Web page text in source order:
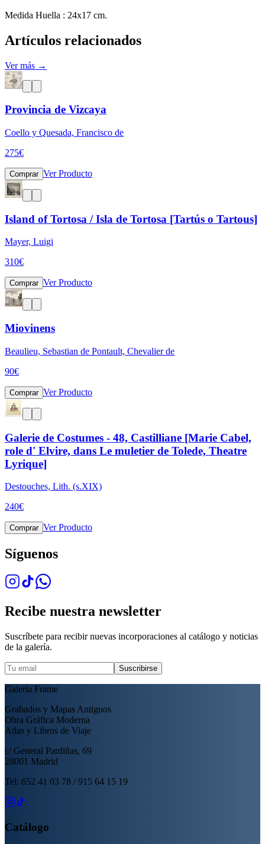
Medida Huella : 24x17 cm.
Artículos relacionados
Ver más →
Provincia de Vizcaya
Coello y Quesada, Francisco de
275€
Comprar Ver Producto
Island of Tortosa / Isla de Tortosa [Tartús o Tartous]
Mayer, Luigi
310€
Comprar Ver Producto
Miovinens
Beaulieu, Sebastian de Pontault, Chevalier de
90€
Comprar Ver Producto
Galerie de Costumes - 48, Castilliane [Marie Cabel,
role d' Elvire, dans Le muletier de Tolede, Theatre
Lyrique]
Destouches, Lith. (s.XIX)
240€
Comprar Ver Producto
Síguenos
Recibe nuestra newsletter
Suscríbete para recibir nuevas incorporaciones al catálogo y noticias
de la galería.
Suscribirse
Galería Frame
Grabados y Mapas Antiguos
Obra Gráfica Moderna
Atlas y Libros de Viaje
c/ General Pardiñas, 69
28001 Madrid
Tel: 652 41 03 78 / 915 64 15 19
Catálogo